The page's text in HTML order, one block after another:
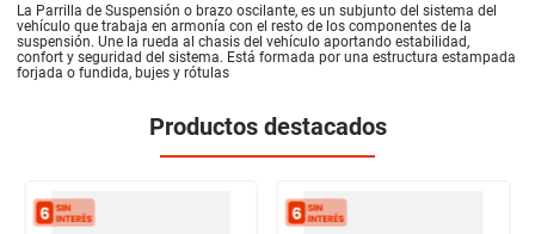
La Parrilla de Suspensión o brazo oscilante, es un subjunto del sistema del
vehículo que trabaja en armonía con el resto de los componentes de la
suspensión. Une la rueda al chasis del vehículo aportando estabilidad,
confort y seguridad del sistema. Está formada por una estructura estampada
forjada o fundida, bujes y rótulas
Productos destacados